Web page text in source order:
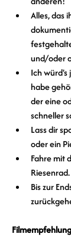
Alles, das
und/oder
Ich würd's
habe
der eine
schneller
Lass dir
oder ein
Fahre mit
Riesenrad.
Bis zur